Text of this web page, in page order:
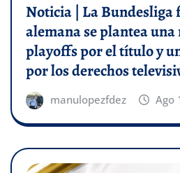
Noticia | La Bundesliga
alemana se plantea
playoffs por el título y
por los derechos
manulopezfdez Ago